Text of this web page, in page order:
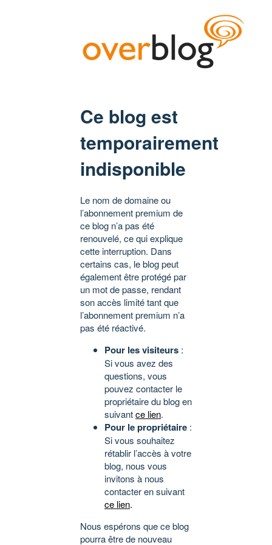
Ce blog est
temporairement
indisponible
Le nom de domaine ou
l’abonnement premium de
ce blog n’a pas été
renouvelé, ce qui explique
cette interruption. Dans
certains cas, le blog peut
également être protégé par
un mot de passe, rendant
son accès limité tant que
l’abonnement premium n’a
pas été réactivé.
Pour les visiteurs :
Si vous avez des
questions, vous
pouvez contacter le
propriétaire du blog en
suivantce lien.
Pour le propriétaire :
Si vous souhaitez
rétablir l’accès à votre
blog, nous vous
invitons à nous
contacter en suivant
ce lien.
Nous espérons que ce blog
pourra être de nouveau